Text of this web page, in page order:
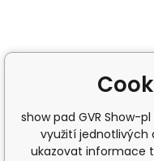
show pad GVR Show-
využití jednotlivých
ukazovat informace